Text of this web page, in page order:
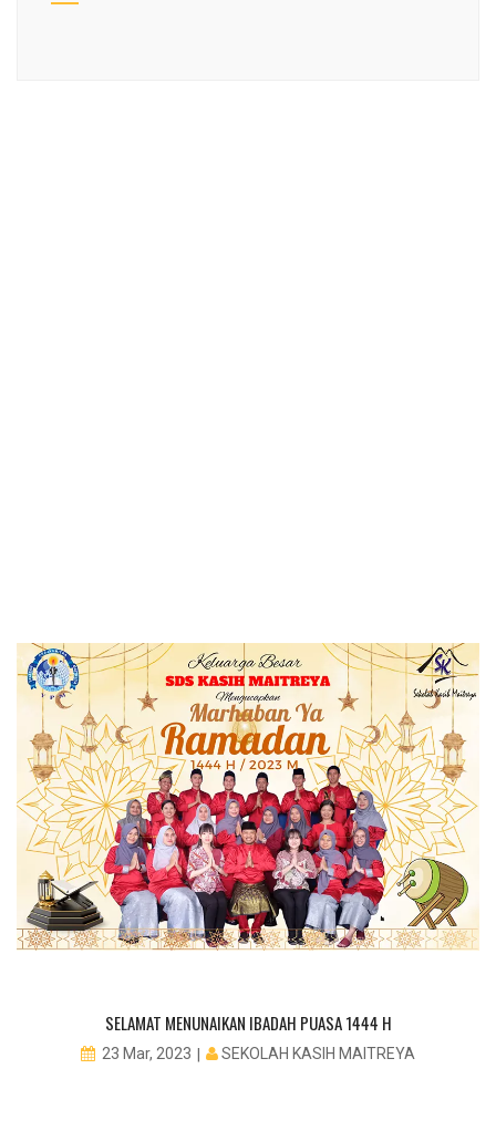
SELAMAT MENUNAIKAN IBADAH PUASA 1444 H
23 Mar, 2023 SEKOLAH KASIH MAITREYA